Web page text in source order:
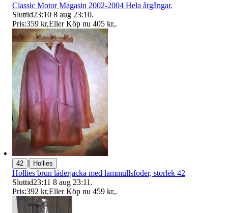
Classic Motor Magasin 2002-2004 Hela årgångar.
Sluttid23:10 8 aug 23:10.
Pris:359 kr,Eller Köp nu 405 kr,.
42 | Hollies
Hollies brun läderjacka med lammullsfoder, storlek 42
Sluttid23:11 8 aug 23:11 .
Pris:392 kr,Eller Köp nu 459 kr,.